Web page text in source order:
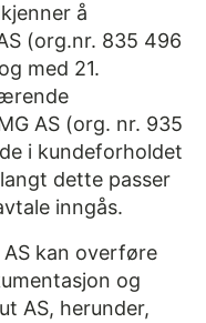
å
(org.nr. 835 496
med 21.
AS (org. nr. 935
i kundeforholdet
dette passer
inngås.
kan overføre
og
AS, herunder,